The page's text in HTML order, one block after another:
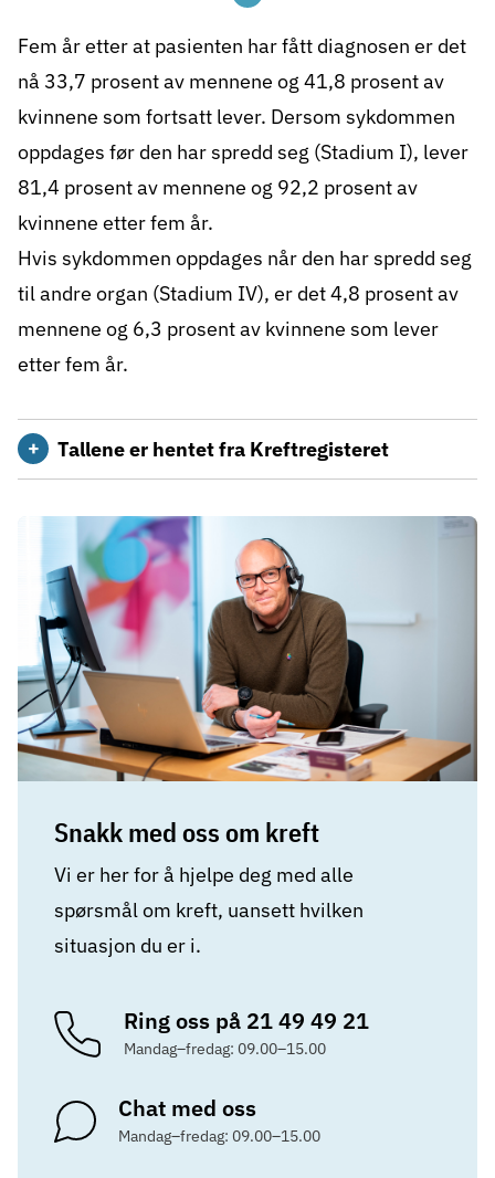
statistikk på overlevelse, er basert på
gjennomsnittstall beregnet ut fra store
pasientgrupper.
Selv om statistikk på gruppenivå kan gi
viktig innsikt, sier den ikke nødvendigvis
noe om hvordan det vil gå for den enkelte.
Det er flere individuelle faktorer som spiller
inn på overlevelse, blant annet
sykdomsutbredelse, effekt av behandling,
Fem år etter at pasienten har fått diagnosen er det
nå 33,7 prosent av mennene og 41,8 prosent av
kvinnene som fortsatt lever. Dersom sykdommen
oppdages før den har spredd seg (Stadium I), lever
81,4 prosent av mennene og 92,2 prosent av
kvinnene etter fem år.
Hvis sykdommen oppdages når den har spredd seg
til andre organ (Stadium IV), er det 4,8 prosent av
mennene og 6,3 prosent av kvinnene som lever
etter fem år.
Tallene er hentet fra Kreftregisteret
Snakk med oss om kreft
Vi er her for å hjelpe deg med alle
spørsmål om kreft, uansett hvilken
situasjon du er i.
Ring oss på 21 49 49 21
Mandag–fredag: 09.00–15.00
Chat med oss
Mandag–fredag: 09.00–15.00